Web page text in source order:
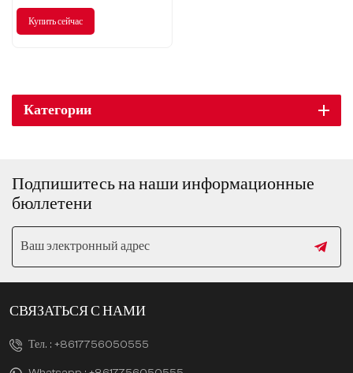
Унаследовав спортивный дух
бренда BMW, BMW Brilliance 3
и выдающееся качество сборки.
Купить сейчас
Категории
Подпишитесь на наши информационные
бюллетени
СВЯЗАТЬСЯ С НАМИ
Тел. : +8617756050555